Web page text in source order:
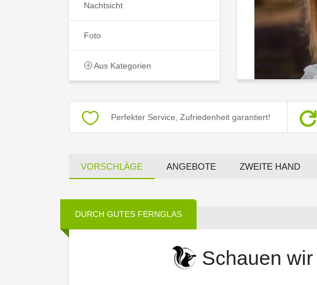
Nachtsicht
Foto
Aus Kategorien
Perfekter Service, Zufriedenheit garantiert!
VORSCHLÄGE ANGEBOTE ZWEITE HAND
DURCH GUTES FERNGLAS
Schauen